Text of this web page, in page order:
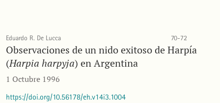
Eduardo R. De Lucca 70-72
Observaciones de un nido exitoso de Harpía
(Harpia harpyja) en Argentina
1 Octubre 1996
https://doi.org/10.56178/eh.v14i3.1004